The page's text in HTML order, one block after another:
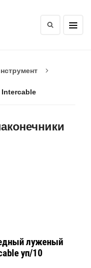
Intercable
луженый
уп/10